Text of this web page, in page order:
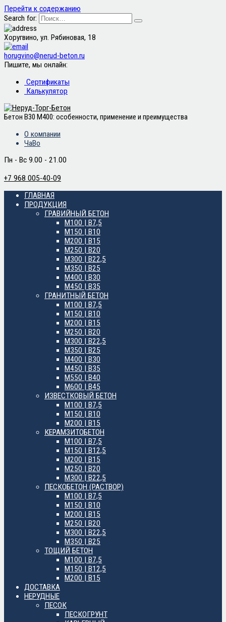
Перейти к содержанию
Search for:
Хоругвино, ул. Рябиновая, 18
horugvino@nerud-beton.ru
Пишите, мы онлайн:
Сертификаты
Калькулятор
Бетон В30 М400: особенности, применение и преимущества
О компании
ЧаВо
Пн - Вс 9.00 - 21.00
+7 968 005-40-09
ГЛАВНАЯ
ПРОДУКЦИЯ
ГРАВИЙНЫЙ БЕТОН
М100 | B7,5
М150 | B10
М200 | B15
М250 | B20
М300 | B22,5
М350 | B25
М400 | B30
М450 | B35
ГРАНИТНЫЙ БЕТОН
М100 | B7,5
М150 | B10
М200 | B15
М250 | B20
М300 | B22,5
М350 | B25
М400 | B30
М450 | B35
М550 | B40
М600 | B45
ИЗВЕСТКОВЫЙ БЕТОН
М100 | B7,5
М150 | B10
М200 | B15
КЕРАМЗИТОБЕТОН
М100 | B7,5
М150 | B12,5
М200 | B15
М250 | B20
М300 | B22,5
ПЕСКОБЕТОН (РАСТВОР)
М100 | B7,5
М150 | B10
М200 | B15
М250 | B20
М300 | B22,5
М350 | B25
ТОЩИЙ БЕТОН
М100 | B7,5
М150 | B12,5
М200 | B15
ДОСТАВКА
НЕРУДНЫЕ
ПЕСОК
ПЕСКОГРУНТ